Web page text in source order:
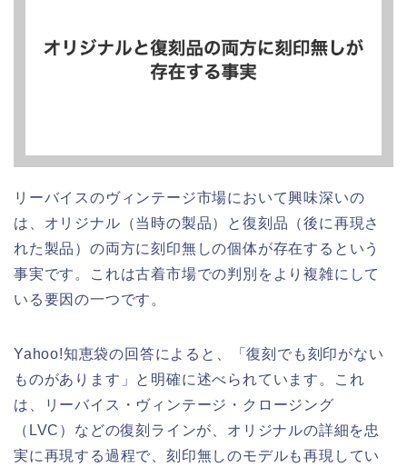
リーバイスのヴィンテージ市場において興味深いの
は、オリジナル（当時の製品）と復刻品（後に再現さ
れた製品）の両方に刻印無しの個体が存在するという
事実です。これは古着市場での判別をより複雑にして
いる要因の一つです。
Yahoo!知恵袋の回答によると、「復刻でも刻印がない
ものがあります」と明確に述べられています。これ
は、リーバイス・ヴィンテージ・クロージング
（LVC）などの復刻ラインが、オリジナルの詳細を忠
実に再現する過程で、刻印無しのモデルも再現してい